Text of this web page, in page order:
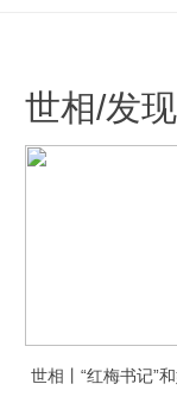
世相/发现
世相丨“红梅书记”